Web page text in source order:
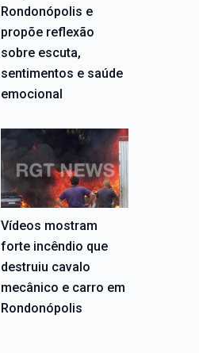
Rondonópolis e
propõe reflexão
sobre escuta,
sentimentos e saúde
emocional
Vídeos mostram
forte incêndio que
destruiu cavalo
mecânico e carro em
Rondonópolis